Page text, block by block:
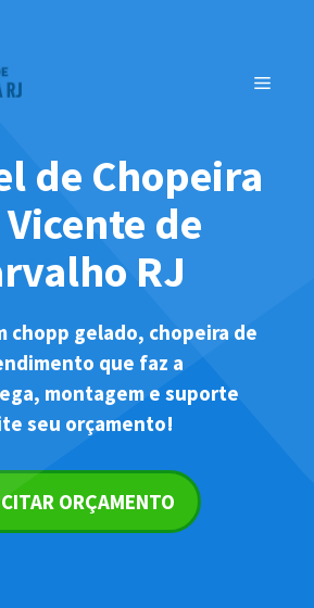
MENU
de Chopeira
de
RJ
chopp gelado, chopeira de
que faz a
montagem e suporte
seu orçamento!
ORÇAMENTO